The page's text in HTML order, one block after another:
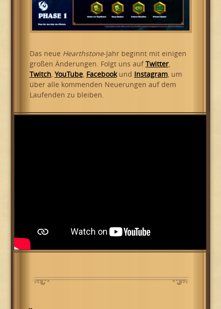
Das neue Hearthstone-Jahr beginnt mit einigen
großen Änderungen. Folgt uns auf Twitter,
Twitch, YouTube, Facebookund Instagram, um
über alle kommenden Neuerungen auf dem
Laufenden zu bleiben.